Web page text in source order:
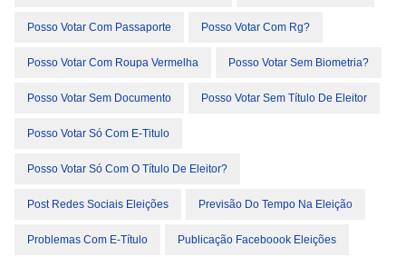
Posso Votar Com Passaporte Posso Votar Com Rg?
Posso Votar Com Roupa Vermelha Posso Votar Sem Biometria?
Posso Votar Sem Documento Posso Votar Sem Título De Eleitor
Posso Votar Só Com E-Titulo
Posso Votar Só Com O Título De Eleitor?
Post Redes Sociais Eleições Previsão Do Tempo Na Eleição
Problemas Com E-Título Publicação Faceboook Eleições